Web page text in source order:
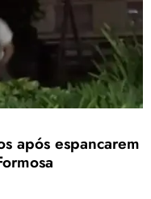
após espancarem